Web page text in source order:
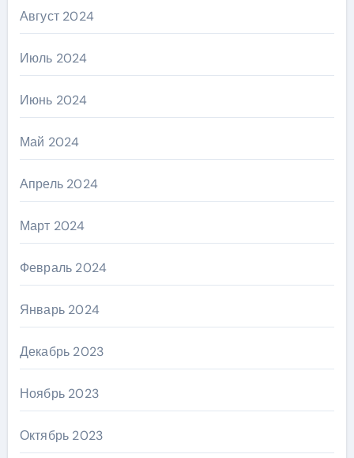
Август 2024
Июль 2024
Июнь 2024
Май 2024
Апрель 2024
Март 2024
Февраль 2024
Январь 2024
Декабрь 2023
Ноябрь 2023
Октябрь 2023